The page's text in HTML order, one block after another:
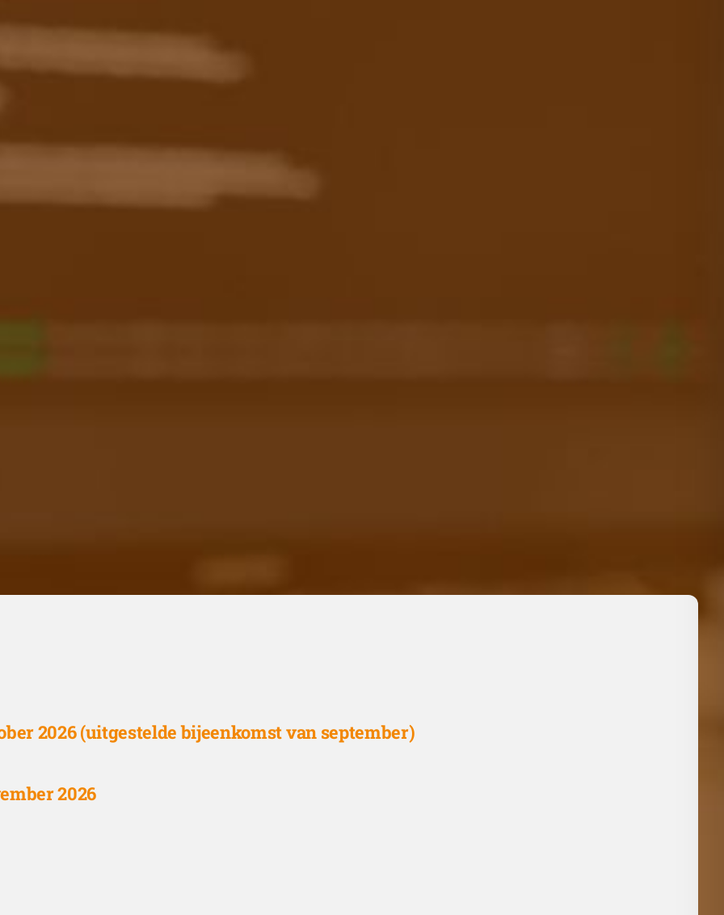
2026 (uitgestelde bijeenkomst van september)
2026